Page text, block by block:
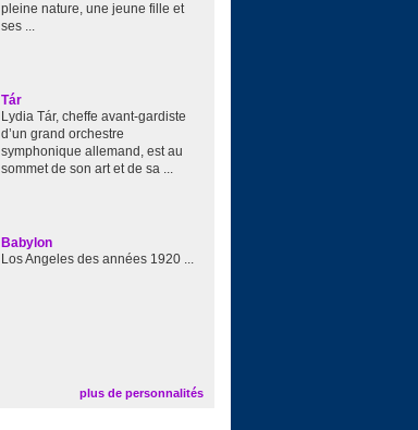
pleine nature, une jeune fille et
ses ...
Tár
Lydia Tár, cheffe avant-gardiste
d’un grand orchestre
symphonique allemand, est au
sommet de son art et de sa ...
Babylon
Los Angeles des années 1920 ...
plus de personnalités